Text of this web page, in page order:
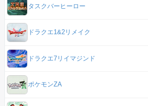
タスクバーヒーロー
ドラクエ1&2リメイク
ドラクエ7リイマジンド
ポケモンZA